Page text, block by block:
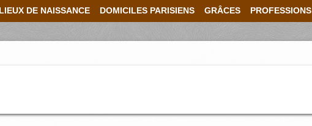
LIEUX DE NAISSANCE DOMICILES PARISIENS GRÂCES PROFESSIONS